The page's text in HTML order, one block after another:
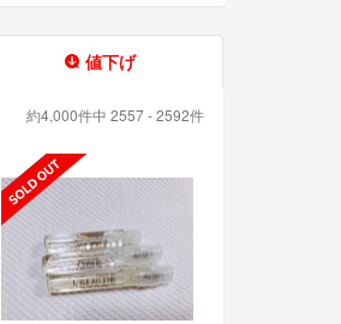
値下げ
約4,000件中 2557 - 2592件